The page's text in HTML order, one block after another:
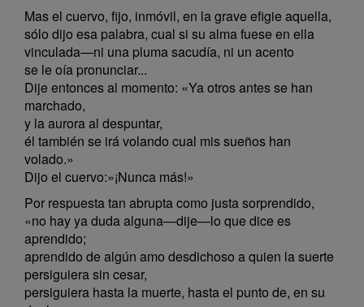
Mas el cuervo, fijo, inmóvil, en la grave efigie aquella,
sólo dijo esa palabra, cual si su alma fuese en ella
vinculada—ni una pluma sacudía, ni un acento
se le oía pronunciar...
Dije entonces al momento: «Ya otros antes se han
marchado,
y la aurora al despuntar,
él también se irá volando cual mis sueños han
volado.»
Dijo el cuervo:»¡Nunca más!»
Por respuesta tan abrupta como justa sorprendido,
«no hay ya duda alguna—dije—lo que dice es
aprendido;
aprendido de algún amo desdichoso a quien la suerte
persiguiera sin cesar,
persiguiera hasta la muerte, hasta el punto de, en su